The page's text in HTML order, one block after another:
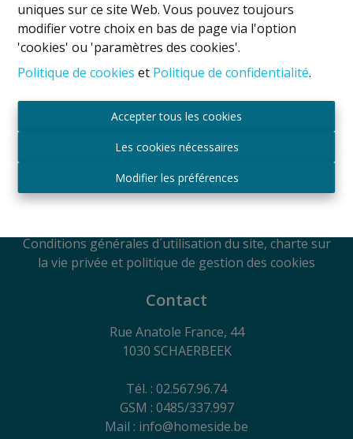
uniques sur ce site Web. Vous pouvez toujours
modifier votre choix en bas de page via l'option
'cookies' ou 'paramètres des cookies'.
Politique de cookies et Politique de confidentialité.
Accepter tous les cookies
Les cookies nécessaires
Modifier les préférences
Mentions légales
Titulaire IPI: David GUNEL
Agent immobilier intermédiaire et régisseur
Rue du Luxembourg 16B, 1000 Bruxelles, Belgique
du 29juin 2018
RC Professionnelle et Cautionnement via Axa
Conditions générales d´utilisation du site, charte sur
la vie privée et politique de gestion des cookies
Contact
Rue Anatole France, 44
1030 SCHAERBEEK
Tél. : 02.567.96.74
GSM : 0485/337.997
Mail : info@homeside.be